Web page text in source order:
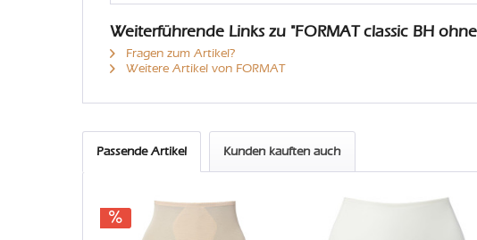
Weiterführende Links zu "FORMAT classic BH
Fragen zum Artikel?
Weitere Artikel von FORMAT
Passende Artikel Kunden kauften auch